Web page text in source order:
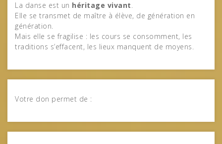
La danse est un héritage vivant.
Elle se transmet de maître à élève, de génération en
génération.
Mais elle se fragilise : les cours se consomment, les
traditions s’effacent, les lieux manquent de moyens.
Votre don permet de :